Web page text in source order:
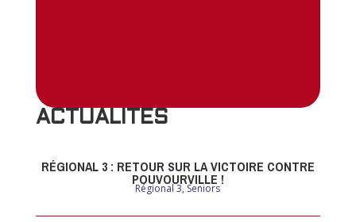
ACTUALITES
RÉGIONAL 3 : RETOUR SUR LA VICTOIRE CONTRE
POUVOURVILLE !
Régional 3,Seniors